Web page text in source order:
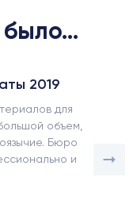
2019
для
объем,
Бюро
и